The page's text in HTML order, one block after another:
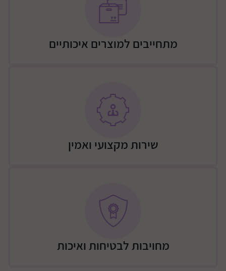
הצללה מתכווננת כולל הגנה מפני קרינה UPF 50+
במצב פתוח בס"מ - אורך: 88 | רוחב 52 | גובה 101.6
מתחייבים למוצרים איכותיים
שירות מקצועי ואמין
מחויבות לבטיחות ואיכות